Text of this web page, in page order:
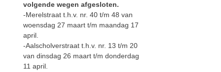
volgende wegen afgesloten.
-Merelstraat t.h.v. nr. 40 t/m 48 van
woensdag 27 maart t/m maandag 17
april.
-Aalscholverstraat t.h.v. nr. 13 t/m 20
van dinsdag 26 maart t/m donderdag
11 april.